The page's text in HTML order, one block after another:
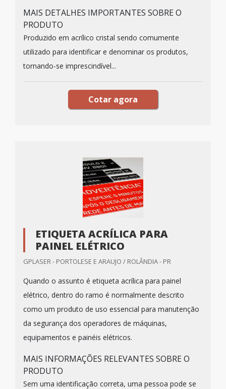
MAIS DETALHES IMPORTANTES SOBRE O
PRODUTO
Produzido em acrílico cristal sendo comumente
utilizado para identificar e denominar os produtos,
tornando-se imprescindível...
Cotar agora
ETIQUETA ACRÍLICA PARA
PAINEL ELÉTRICO
GPLASER - PORTOLESE E ARAUJO / ROLÂNDIA - PR
Quando o assunto é etiqueta acrílica para painel
elétrico, dentro do ramo é normalmente descrito
como um produto de uso essencial para manutenção
da segurança dos operadores de máquinas,
equipamentos e painéis elétricos.
MAIS INFORMAÇÕES RELEVANTES SOBRE O
PRODUTO
Sem uma identificação correta, uma pessoa pode se